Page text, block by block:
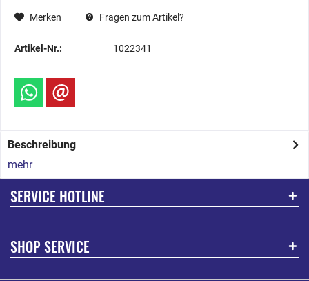
Merken Fragen zum Artikel?
Artikel-Nr.: 1022341
Beschreibung
mehr
SERVICE HOTLINE
SHOP SERVICE